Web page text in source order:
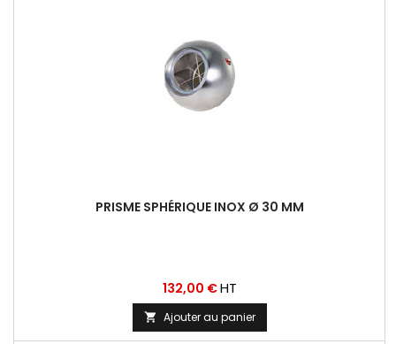
PRISME SPHÉRIQUE INOX Ø 30 MM
Prix
132,00 €HT
 Ajouter au panier